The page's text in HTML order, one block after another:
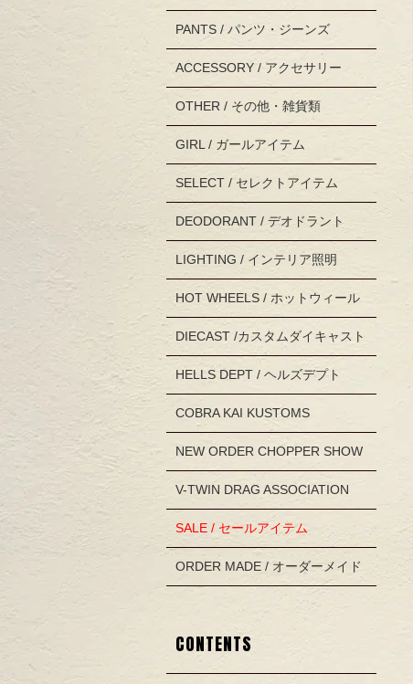
PANTS / パンツ・ジーンズ
ACCESSORY / アクセサリー
OTHER / その他・雑貨類
GIRL / ガールアイテム
SELECT / セレクトアイテム
DEODORANT / デオドラント
LIGHTING / インテリア照明
HOT WHEELS / ホットウィール
DIECAST /カスタムダイキャスト
HELLS DEPT / ヘルズデプト
COBRA KAI KUSTOMS
NEW ORDER CHOPPER SHOW
V-TWIN DRAG ASSOCIATION
SALE / セールアイテム
ORDER MADE / オーダーメイド
CONTENTS